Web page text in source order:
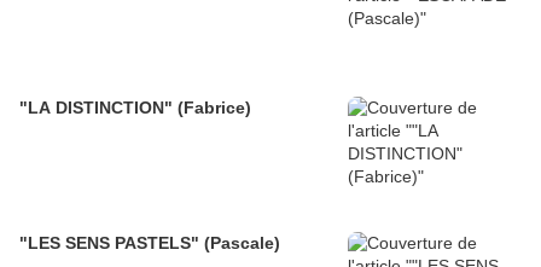
"LA DISTINCTION" (Fabrice)
"LES SENS PASTELS" (Pascale)